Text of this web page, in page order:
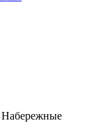
Набережные